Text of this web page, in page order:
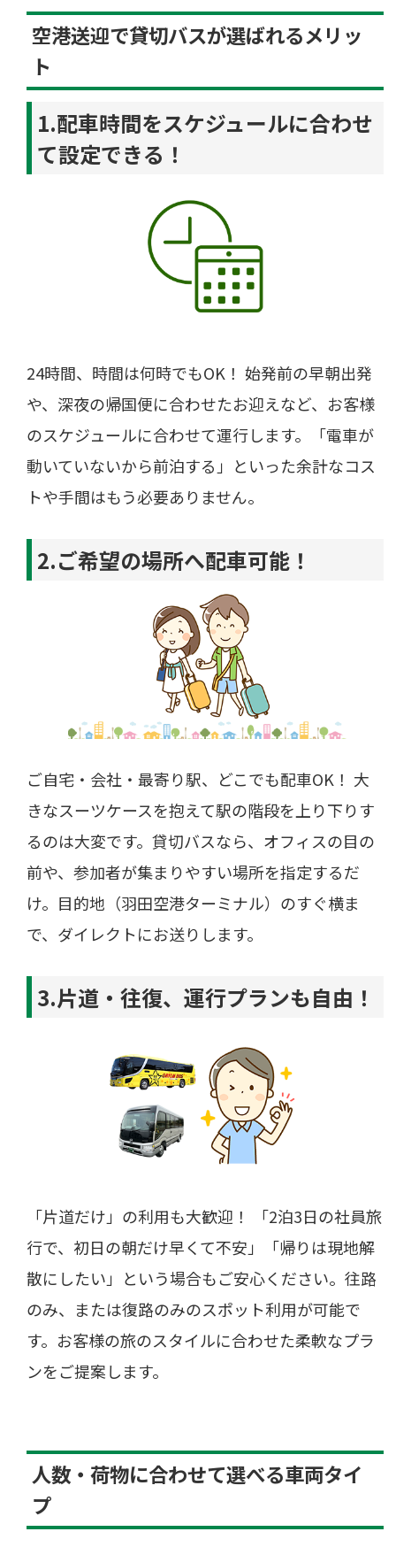
空港送迎で貸切バスが選ばれるメリッ
ト
1.配車時間をスケジュールに合わせ
て設定できる！
24時間、時間は何時でもOK！ 始発前の早朝出発
や、深夜の帰国便に合わせたお迎えなど、お客様
のスケジュールに合わせて運行します。「電車が
動いていないから前泊する」といった余計なコス
トや手間はもう必要ありません。
2.ご希望の場所へ配車可能！
ご自宅・会社・最寄り駅、どこでも配車OK！ 大
きなスーツケースを抱えて駅の階段を上り下りす
るのは大変です。貸切バスなら、オフィスの目の
前や、参加者が集まりやすい場所を指定するだ
け。目的地（羽田空港ターミナル）のすぐ横ま
で、ダイレクトにお送りします。
3.片道・往復、運行プランも自由！
「片道だけ」の利用も大歓迎！ 「2泊3日の社員旅
行で、初日の朝だけ早くて不安」「帰りは現地解
散にしたい」という場合もご安心ください。往路
のみ、または復路のみのスポット利用が可能で
す。お客様の旅のスタイルに合わせた柔軟なプラ
ンをご提案します。
人数・荷物に合わせて選べる車両タイ
プ